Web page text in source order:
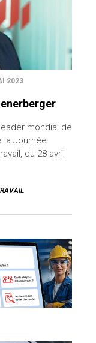
2023
mondial de
la Journée
du 28 avril